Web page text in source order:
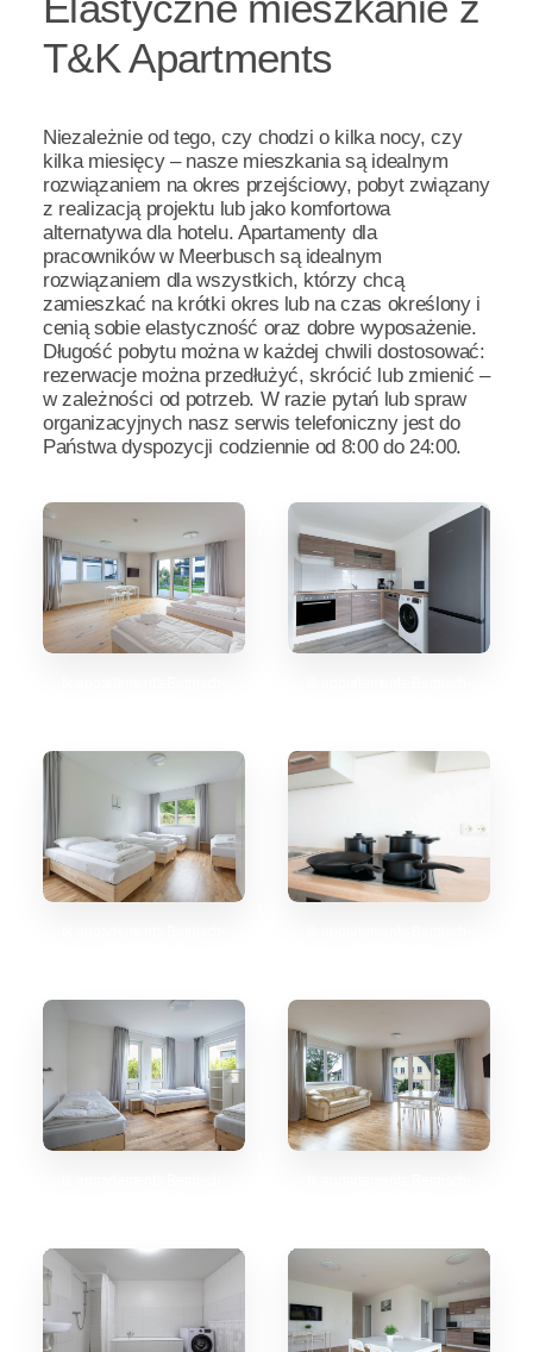
T&K Apartments
Niezależnie od tego, czy chodzi o kilka nocy, czy
kilka miesięcy – nasze mieszkania są idealnym
rozwiązaniem na okres przejściowy, pobyt związany
z realizacją projektu lub jako komfortowa
alternatywa dla hotelu. Apartamenty dla
pracowników w Meerbusch są idealnym
rozwiązaniem dla wszystkich, którzy chcą
zamieszkać na krótki okres lub na czas określony i
cenią sobie elastyczność oraz dobre wyposażenie.
Długość pobytu można w każdej chwili dostosować:
rezerwacje można przedłużyć, skrócić lub zmienić –
w zależności od potrzeb. W razie pytań lub spraw
organizacyjnych nasz serwis telefoniczny jest do
Państwa dyspozycji codziennie od 8:00 do 24:00.